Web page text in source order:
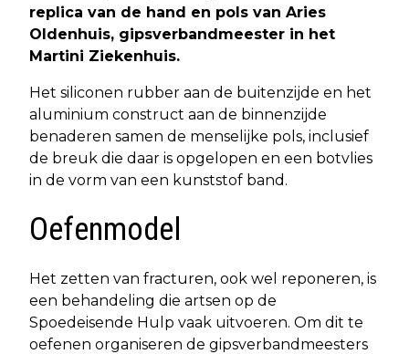
replica van de hand en pols van Aries
Oldenhuis, gipsverbandmeester in het
Martini Ziekenhuis.
Het siliconen rubber aan de buitenzijde en het
aluminium construct aan de binnenzijde
benaderen samen de menselijke pols, inclusief
de breuk die daar is opgelopen en een botvlies
in de vorm van een kunststof band.
Oefenmodel
Het zetten van fracturen, ook wel reponeren, is
een behandeling die artsen op de
Spoedeisende Hulp vaak uitvoeren. Om dit te
oefenen organiseren de gipsverbandmeesters